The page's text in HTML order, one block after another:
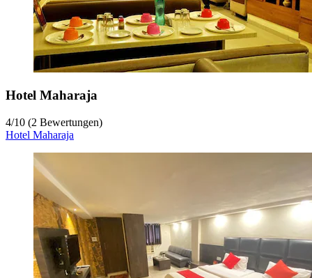
Hotel Maharaja
4/10 (2 Bewertungen)
Hotel Maharaja